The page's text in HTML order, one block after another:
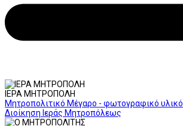
ΙΕΡΑ ΜΗΤΡΟΠΟΛΗ
Μητροπολιτικό Μέγαρο - φωτογραφικό υλικό
Διοίκηση Ιεράς Μητροπόλεως